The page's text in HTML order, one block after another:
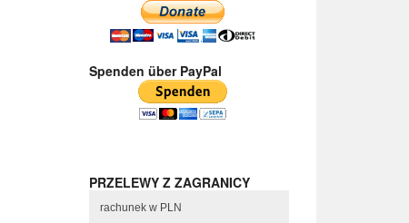
Spenden über PayPal
PRZELEWY Z ZAGRANICY
rachunek w PLN